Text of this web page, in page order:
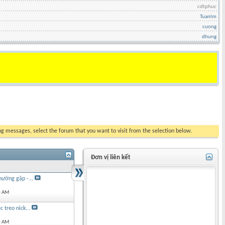
cdtphuc
Tuanlm
cuong
dhung
messages, select the forum that you want to visit from the selection below.
gặp -...
AM
treo nick...
AM
Đơn vị liên kết